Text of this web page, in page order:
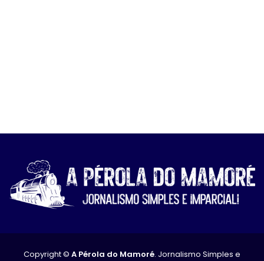
Copyright © A Pérola do Mamoré. Jornalismo Simples e